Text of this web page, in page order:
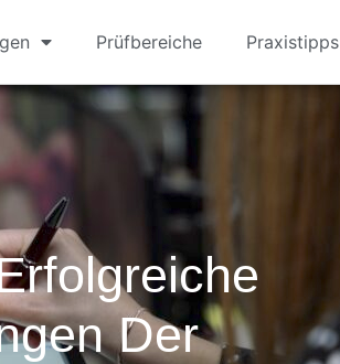
Prüfbereiche Praxistipps
Der